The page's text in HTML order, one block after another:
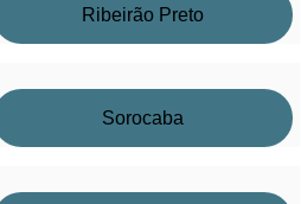
Ribeirão Preto
Sorocaba